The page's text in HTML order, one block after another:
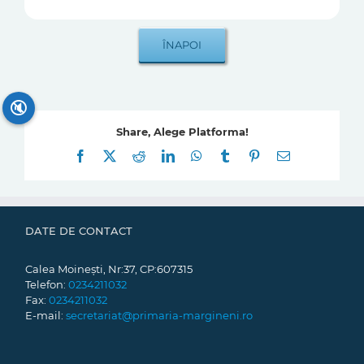
Share, Alege Platforma!
Facebook
RedditLinkedInWhatsApp
Tumblr Pinterest
E-
DATE DE CONTACT
Calea Moinești, Nr:37, CP:607315
Telefon: 0234211032
Fax: 0234211032
E-mail: secretariat@primaria-margineni.ro
🔇